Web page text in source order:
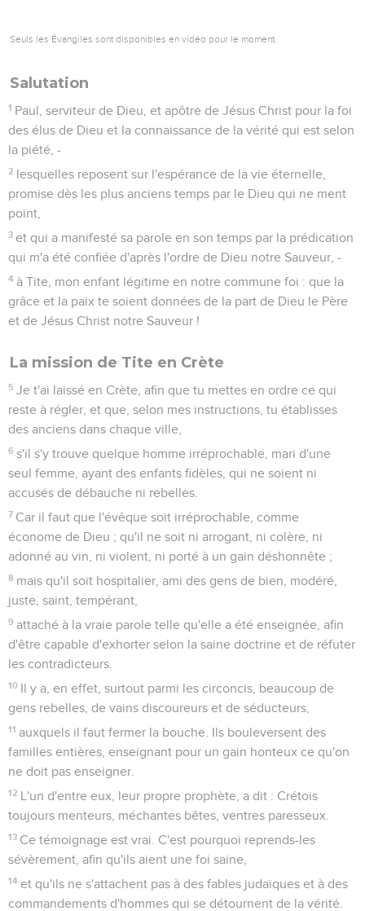
Seuls les Évangiles sont disponibles en vidéo pour le moment.
Salutation
1 Paul, serviteur de Dieu, et apôtre de Jésus Christ pour la foi
des élus de Dieu et la connaissance de la vérité qui est selon
la piété, -
2 lesquelles reposent sur l'espérance de la vie éternelle,
promise dès les plus anciens temps par le Dieu qui ne ment
point,
3 et qui a manifesté sa parole en son temps par la prédication
qui m'a été confiée d'après l'ordre de Dieu notre Sauveur, -
4 à Tite, mon enfant légitime en notre commune foi : que la
grâce et la paix te soient données de la part de Dieu le Père
et de Jésus Christ notre Sauveur !
La mission de Tite en Crète
5 Je t'ai laissé en Crète, afin que tu mettes en ordre ce qui
reste à régler, et que, selon mes instructions, tu établisses
des anciens dans chaque ville,
6 s'il s'y trouve quelque homme irréprochable, mari d'une
seul femme, ayant des enfants fidèles, qui ne soient ni
accusés de débauche ni rebelles.
7 Car il faut que l'évêque soit irréprochable, comme
économe de Dieu ; qu'il ne soit ni arrogant, ni colère, ni
adonné au vin, ni violent, ni porté à un gain déshonnête ;
8 mais qu'il soit hospitalier, ami des gens de bien, modéré,
juste, saint, tempérant,
9 attaché à la vraie parole telle qu'elle a été enseignée, afin
d'être capable d'exhorter selon la saine doctrine et de réfuter
les contradicteurs.
10 Il y a, en effet, surtout parmi les circoncis, beaucoup de
gens rebelles, de vains discoureurs et de séducteurs,
11 auxquels il faut fermer la bouche. Ils bouleversent des
familles entières, enseignant pour un gain honteux ce qu'on
ne doit pas enseigner.
12 L'un d'entre eux, leur propre prophète, a dit : Crétois
toujours menteurs, méchantes bêtes, ventres paresseux.
13 Ce témoignage est vrai. C'est pourquoi reprends-les
sévèrement, afin qu'ils aient une foi saine,
14 et qu'ils ne s'attachent pas à des fables judaïques et à des
commandements d'hommes qui se détournent de la vérité.